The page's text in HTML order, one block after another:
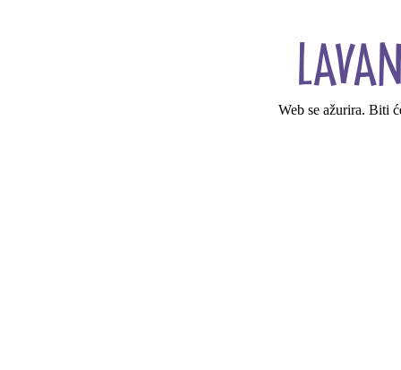
Web se ažurira. Biti